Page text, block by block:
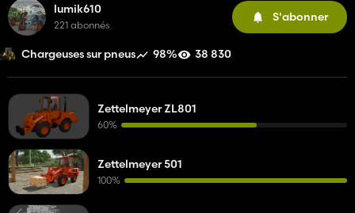
lumik610
221 abonnés
S'abonner
Chargeuses sur pneus 98% 38 830
Zettelmeyer ZL801
60%
Zettelmeyer 501
100%